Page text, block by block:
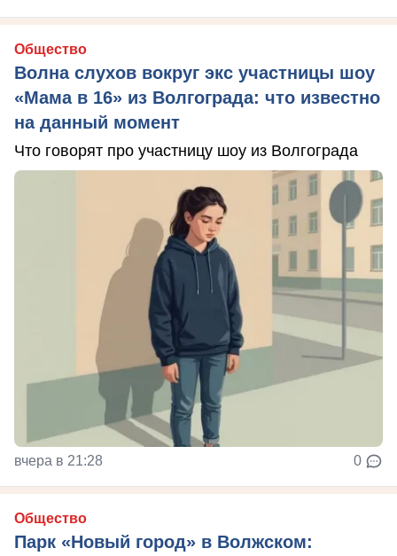
Общество
Волна слухов вокруг экс участницы шоу
«Мама в 16» из Волгограда: что известно
на данный момент
Что говорят про участницу шоу из Волгограда
вчера в 21:28 0
Общество
Парк «Новый город» в Волжском: